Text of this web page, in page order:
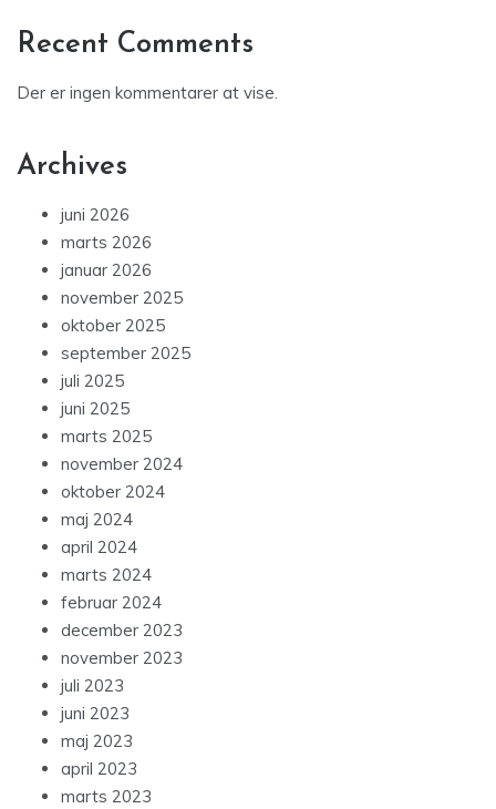
Recent Comments
Der er ingen kommentarer at vise.
Archives
juni 2026
marts 2026
januar 2026
november 2025
oktober 2025
september 2025
juli 2025
juni 2025
marts 2025
november 2024
oktober 2024
maj 2024
april 2024
marts 2024
februar 2024
december 2023
november 2023
juli 2023
juni 2023
maj 2023
april 2023
marts 2023